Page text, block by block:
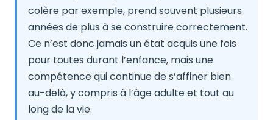
colère par exemple, prend souvent plusieurs
années de plus à se construire correctement.
Ce n’est donc jamais un état acquis une fois
pour toutes durant l’enfance, mais une
compétence qui continue de s’affiner bien
au-delà, y compris à l’âge adulte et tout au
long de la vie.